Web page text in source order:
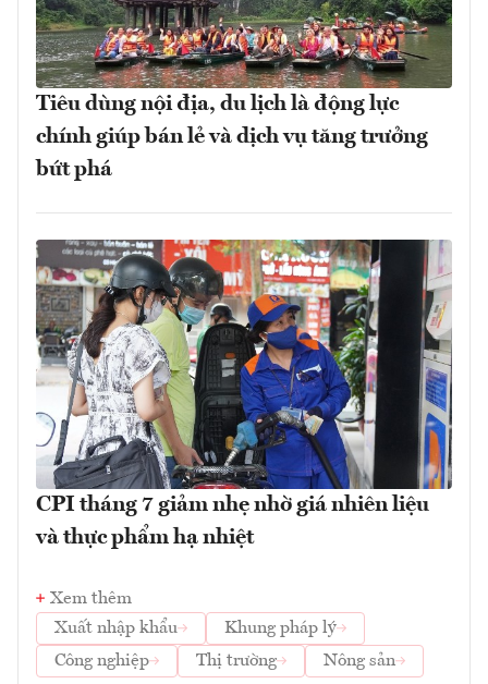
Tiêu dùng nội địa, du lịch là động lực
chính giúp bán lẻ và dịch vụ tăng trưởng
bứt phá
CPI tháng 7 giảm nhẹ nhờ giá nhiên liệu
và thực phẩm hạ nhiệt
Xem thêm
Xuất nhập khẩu
Khung pháp lý
Công nghiệp
Thị trường Nông sản